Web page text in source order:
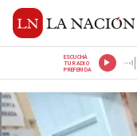
ESCUCHÁ
TU RADIO
PREFERIDA